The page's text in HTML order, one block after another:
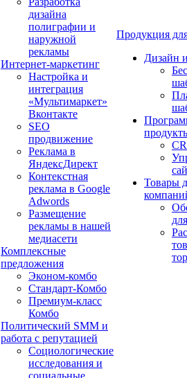
дизайна
полиграфии и
наружной
рекламы
Интернет-маркетинг
Настройка и
интеграция
«Мультимаркет»
Вконтакте
SEO
продвижение
Реклама в
ЯндексДирект
Контекстная
реклама в Google
Adwords
Размещение
рекламы в нашей
медиасети
Комплексные
предложения
Эконом-комбо
Стандарт-Комбо
Премиум-класс
Комбо
Политический SMM и
работа с репутацией
Социологические
исследования и
социальные
Продукция
Дизайн
Товары